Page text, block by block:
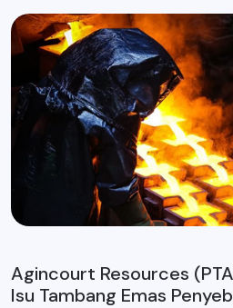
Agincourt Resources
Isu Tambang Emas